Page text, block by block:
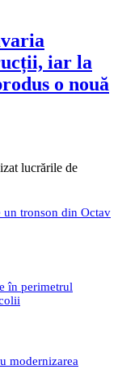
iar la
o nouă
lucrările de
un tronson din Octav
în perimetrul
modernizarea